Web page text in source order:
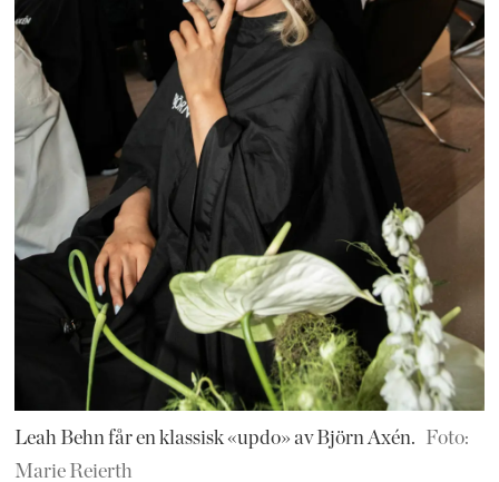
Leah Behn får en klassisk «updo» av Björn Axén.
Foto:
Marie Reierth